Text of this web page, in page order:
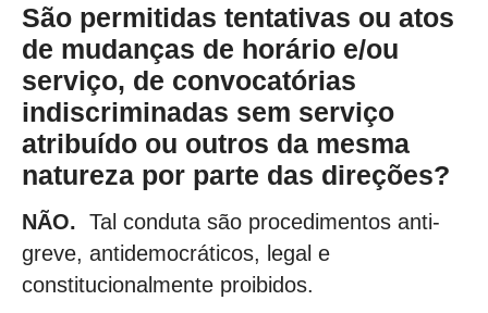
São permitidas tentativas ou atos
de mudanças de horário e/ou
serviço, de convocatórias
indiscriminadas sem serviço
atribuído ou outros da mesma
natureza por parte das direções?
NÃO. Tal conduta são procedimentos anti-
greve, antidemocráticos, legal e
constitucionalmente proibidos.